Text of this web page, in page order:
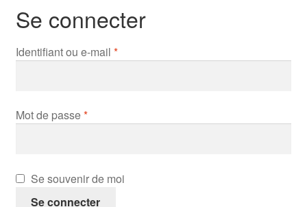
Porsche
Volkswagen
Goodies
Se connecter
Identifiant ou e-mail *Obligatoire
Mot de passe*Obligatoire
Se souvenir de moi
Se connecter